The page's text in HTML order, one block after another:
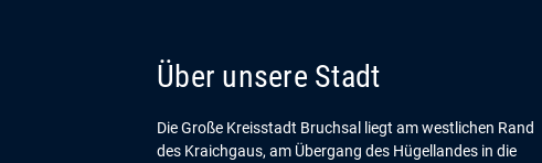
Über unsere Stadt
Die Große Kreisstadt Bruchsal liegt am westlichen Rand
des Kraichgaus, am Übergang des Hügellandes in die